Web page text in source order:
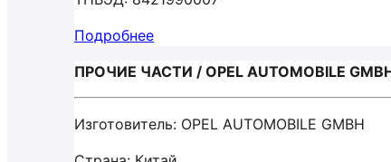
Подробнее
ПРОЧИЕ ЧАСТИ / OPEL AUTOMOBILE
Изготовитель: OPEL AUTOMOBILE GMBH